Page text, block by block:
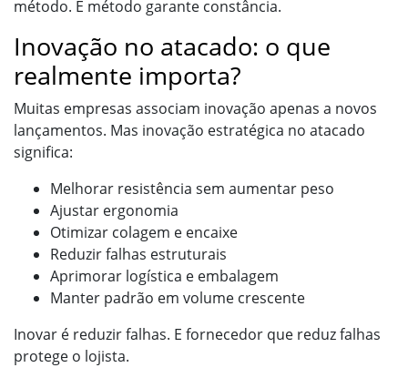
método. E método garante constância.
Inovação no atacado: o que
realmente importa?
Muitas empresas associam inovação apenas a novos
lançamentos. Mas inovação estratégica no atacado
significa:
Melhorar resistência sem aumentar peso
Ajustar ergonomia
Otimizar colagem e encaixe
Reduzir falhas estruturais
Aprimorar logística e embalagem
Manter padrão em volume crescente
Inovar é reduzir falhas. E fornecedor que reduz falhas
protege o lojista.